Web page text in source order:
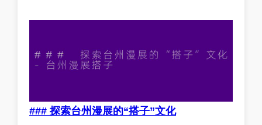
### 探索台州漫展的“搭子”文化